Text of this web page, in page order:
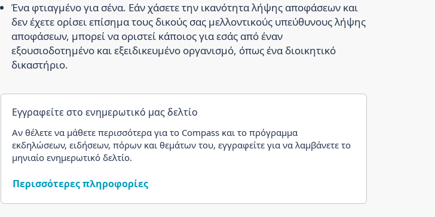
Ένα φτιαγμένο για σένα. Εάν χάσετε την ικανότητα λήψης αποφάσεων και
δεν έχετε ορίσει επίσημα τους δικούς σας μελλοντικούς υπεύθυνους λήψης
αποφάσεων, μπορεί να οριστεί κάποιος για εσάς από έναν
εξουσιοδοτημένο και εξειδικευμένο οργανισμό, όπως ένα διοικητικό
δικαστήριο.
Εγγραφείτε στο ενημερωτικό μας δελτίο
Αν θέλετε να μάθετε περισσότερα για το Compass και το πρόγραμμα
εκδηλώσεων, ειδήσεων, πόρων και θεμάτων του, εγγραφείτε για να λαμβάνετε το
μηνιαίο ενημερωτικό δελτίο.
Περισσότερες πληροφορίες